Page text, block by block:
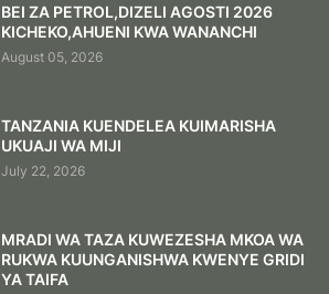
BEI ZA PETROL,DIZELI AGOSTI 2026
KICHEKO,AHUENI KWA WANANCHI
August 05, 2026
TANZANIA KUENDELEA KUIMARISHA
UKUAJI WA MIJI
July 22, 2026
MRADI WA TAZA KUWEZESHA MKOA WA
RUKWA KUUNGANISHWA KWENYE GRIDI
YA TAIFA